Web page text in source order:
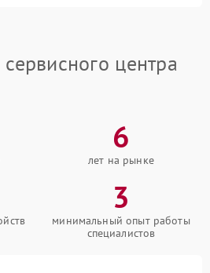
центра
6
лет на рынке
3
минимальный опыт работы
специалистов